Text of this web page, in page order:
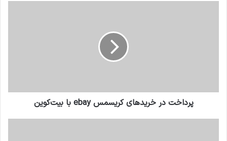
پرداخت در خریدهای کریسمس ebay با بیت‌کوین